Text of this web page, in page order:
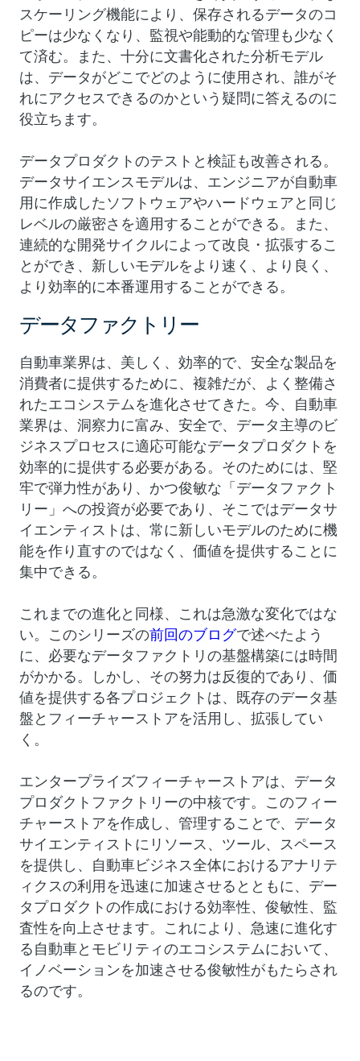
スケーリング機能により、保存されるデータのコ
ピーは少なくなり、監視や能動的な管理も少なく
て済む。また、十分に文書化された分析モデル
は、データがどこでどのように使用され、誰がそ
れにアクセスできるのかという疑問に答えるのに
役立ちます。
データプロダクトのテストと検証も改善される。
データサイエンスモデルは、エンジニアが自動車
用に作成したソフトウェアやハードウェアと同じ
レベルの厳密さを適用することができる。また、
連続的な開発サイクルによって改良・拡張するこ
とができ、新しいモデルをより速く、より良く、
より効率的に本番運用することができる。
データファクトリー
自動車業界は、美しく、効率的で、安全な製品を
消費者に提供するために、複雑だが、よく整備さ
れたエコシステムを進化させてきた。今、自動車
業界は、洞察力に富み、安全で、データ主導のビ
ジネスプロセスに適応可能なデータプロダクトを
効率的に提供する必要がある。そのためには、堅
牢で弾力性があり、かつ俊敏な「データファクト
リー」への投資が必要であり、そこではデータサ
イエンティストは、常に新しいモデルのために機
能を作り直すのではなく、価値を提供することに
集中できる。
これまでの進化と同様、これは急激な変化ではな
い。このシリーズの前回のブログで述べたよう
に、必要なデータファクトリの基盤構築には時間
がかかる。しかし、その努力は反復的であり、価
値を提供する各プロジェクトは、既存のデータ基
盤とフィーチャーストアを活用し、拡張してい
く。
エンタープライズフィーチャーストアは、データ
プロダクトファクトリーの中核です。このフィー
チャーストアを作成し、管理することで、データ
サイエンティストにリソース、ツール、スペース
を提供し、自動車ビジネス全体におけるアナリテ
ィクスの利用を迅速に加速させるとともに、デー
タプロダクトの作成における効率性、俊敏性、監
査性を向上させます。これにより、急速に進化す
る自動車とモビリティのエコシステムにおいて、
イノベーションを加速させる俊敏性がもたらされ
るのです。